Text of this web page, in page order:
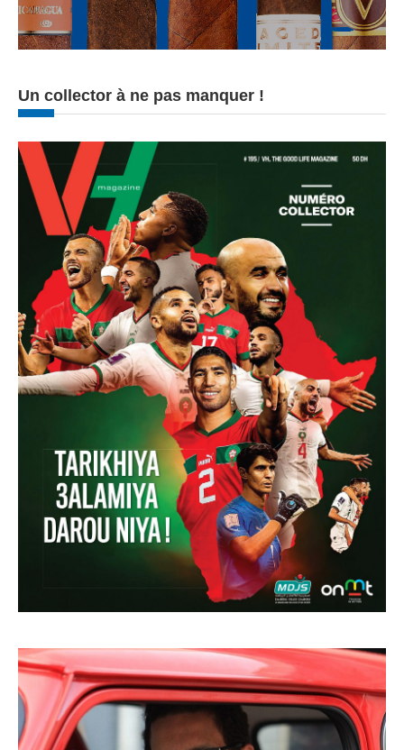
Un collector à ne pas manquer !